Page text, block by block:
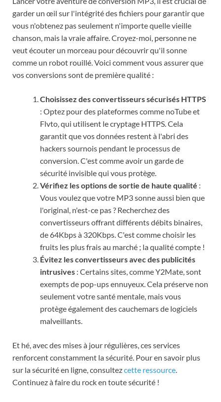
garder un œil sur l'intégrité des fichiers pour garantir que
vous n'obtenez pas seulement n'importe quelle vieille
chanson, mais la vraie affaire. Croyez-moi, personne ne
veut écouter un morceau pour découvrir qu'il sonne
comme un robot rouillé. Voici comment vous assurer que
vos conversions sont de première qualité :
Choisissez des convertisseurs sécurisés HTTPS
: Optez pour des plateformes comme noTube et
Flvto, qui utilisent le cryptage HTTPS. Cela
garantit que vos données restent à l'abri des
hackers sournois pendant le processus de
conversion. C'est comme avoir un garde de
sécurité invisible qui vous protège.
Vérifiez les options de sortie de haute qualité :
Vous voulez que votre MP3 sonne aussi bien que
l'original, n'est-ce pas ? Recherchez des
convertisseurs offrant différents débits binaires,
de 64Kbps à 320Kbps. C'est comme choisir les
fruits les plus frais au marché ; la qualité compte !
Évitez les convertisseurs avec des publicités
intrusives : Certains sites, comme Y2Mate, sont
exempts de pop-ups ennuyeux. Cela préserve non
seulement votre santé mentale, mais vous
protège également des cauchemars de logiciels
malveillants.
Et hé, avec des mises à jour régulières, ces services
renforcent constamment la sécurité. Pour en savoir plus
sur la sécurité en ligne, consultezcette ressource.
Continuez à faire du rock en toute sécurité !